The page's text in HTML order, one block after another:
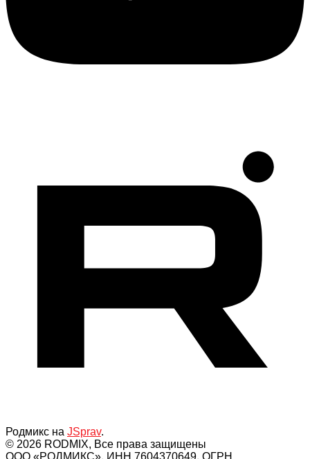
Родмикс на JSprav.
© 2026 RODMIX, Все права защищены
ООО «РОДМИКС», ИНН 7604370649, ОГРН